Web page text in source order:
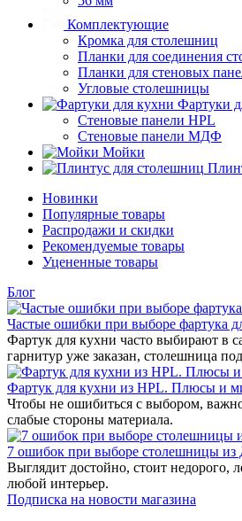
Комплектующие
Кромка для столешниц
Планки для соединения
Планки для стеновых
Угловые столешницы
Фартуки
Стеновые панели HPL
Стеновые панели МДФ
Мойки
Новинки
Популярные товары
Распродажи и скидки
Рекомендуемые товары
Уцененные товары
Блог
Частые ошибки при выборе фартука
Фартук для кухни часто выбирают в
гарнитур уже заказан, столешница
Фартук для кухни из HPL. Плюсы и
Чтобы не ошибиться с выбором,
слабые стороны материала.
7 ошибок при выборе столешницы
Выглядит достойно, стоит недорого,
любой интерьер.
Подписка на новости магазина